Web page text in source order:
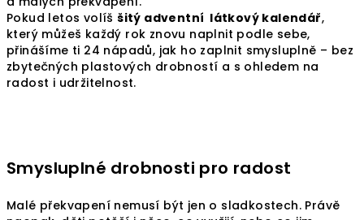
Pokud letos volíššitý adventní látkový kalendář,
který můžeš každý rok znovu naplnit podle sebe,
přinášíme ti 24 nápadů, jak ho zaplnit smysluplně – bez
zbytečných plastových drobností a s ohledem na
radost i udržitelnost.
Smysluplné drobnosti pro radost
Malé překvapení nemusí být jen o sladkostech. Právě